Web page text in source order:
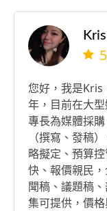
您好，我是Kris
年，目前在大
專長為媒體採
（撰寫、發稿
略擬定、預算
快、報價親民
聞稿、議題稿
集可提供，價